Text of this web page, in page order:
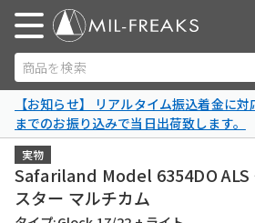
商品を検索
【お知らせ】 リアルタイム振込着金に
までのお振り込みで当日出荷致します。
実物
Safariland Model 6354DO ALS
スター マルチカム